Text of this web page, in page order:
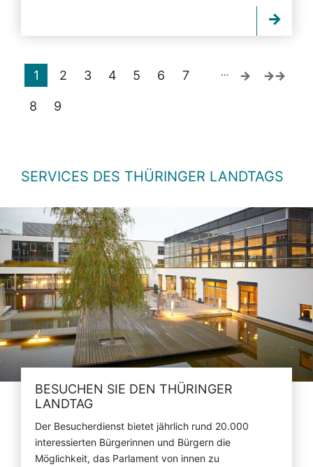
1 2 3 4 5 6 7
8 9
…
SERVICES DES THÜRINGER LANDTAGS
BESUCHEN SIE DEN THÜRINGER
LANDTAG
Der Besucherdienst bietet jährlich rund 20.000
interessierten Bürgerinnen und Bürgern die
Möglichkeit, das Parlament von innen zu